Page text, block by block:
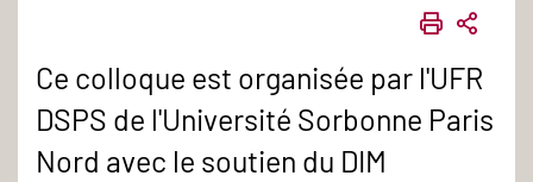
Ce colloque est organisée par l'UFR
DSPS de l'Université Sorbonne Paris
Nord avec le soutien du DIM